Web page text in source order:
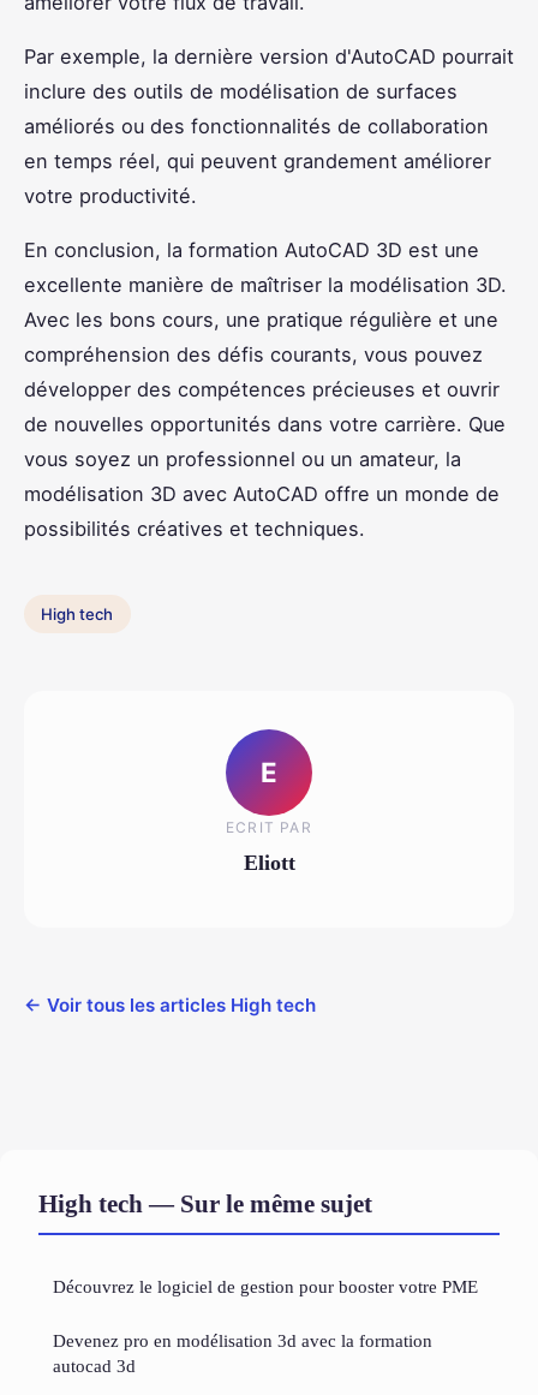
Par exemple, la dernière version d'AutoCAD pourrait
inclure des outils de modélisation de surfaces
améliorés ou des fonctionnalités de collaboration
en temps réel, qui peuvent grandement améliorer
votre productivité.
En conclusion, la formation AutoCAD 3D est une
excellente manière de maîtriser la modélisation 3D.
Avec les bons cours, une pratique régulière et une
compréhension des défis courants, vous pouvez
développer des compétences précieuses et ouvrir
de nouvelles opportunités dans votre carrière. Que
vous soyez un professionnel ou un amateur, la
modélisation 3D avec AutoCAD offre un monde de
possibilités créatives et techniques.
High tech
E
ECRIT PAR
Eliott
← Voir tous les articles High tech
High tech — Sur le même sujet
Découvrez le logiciel de gestion pour booster votre PME
Devenez pro en modélisation 3d avec la formation
autocad 3d